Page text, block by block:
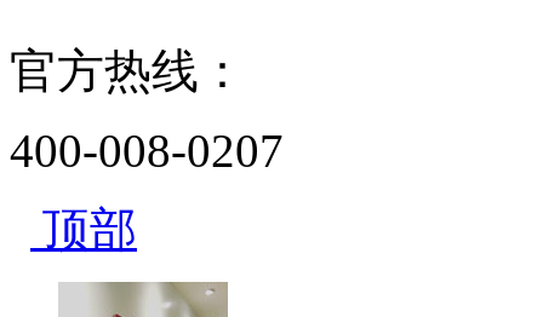
官方热线：
400-008-0207
顶部